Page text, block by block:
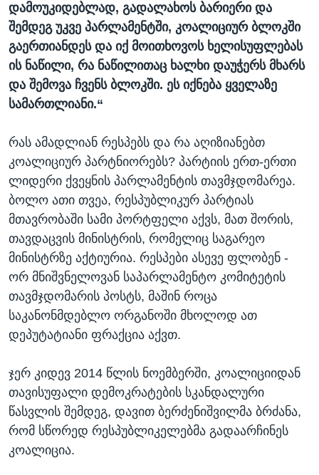
დამოუკიდებლად, გადალახოს ბარიერი და
შემდეგ უკვე პარლამენტში, კოალიციურ ბლოკში
გაერთიანდეს და იქ მოითხოვოს ხელისუფლებას
ის ნაწილი, რა ნაწილითაც ხალხი დაუჭერს მხარს
და შემოვა ჩვენს ბლოკში. ეს იქნება ყველაზე
სამართლიანი.“
რას ამადლიან რესპებს და რა აღიზიანებთ
კოალიციურ პარტნიორებს? პარტიის ერთ-ერთი
ლიდერი ქვეყნის პარლამენტის თავმჯდომარეა.
ბოლო ათი თვეა, რესპუბლიკურ პარტიას
მთავრობაში სამი პორტფელი აქვს, მათ შორის,
თავდაცვის მინისტრის, რომელიც საგარეო
მინისტრზე აქტიურია. რესპები ასევე ფლობენ -
ორ მნიშვნელოვან საპარლამენტო კომიტეტის
თავმჯდომარის პოსტს, მაშინ როცა
საკანონმდებლო ორგანოში მხოლოდ ათ
დეპუტატიანი ფრაქცია აქვთ.
ჯერ კიდევ 2014 წლის ნოემბერში, კოალიციიდან
თავისუფალი დემოკრატების სკანდალური
წასვლის შემდეგ, დავით ბერძენიშვილმა ბრძანა,
რომ სწორედ რესპუბლიკელებმა გადაარჩინეს
კოალიცია.